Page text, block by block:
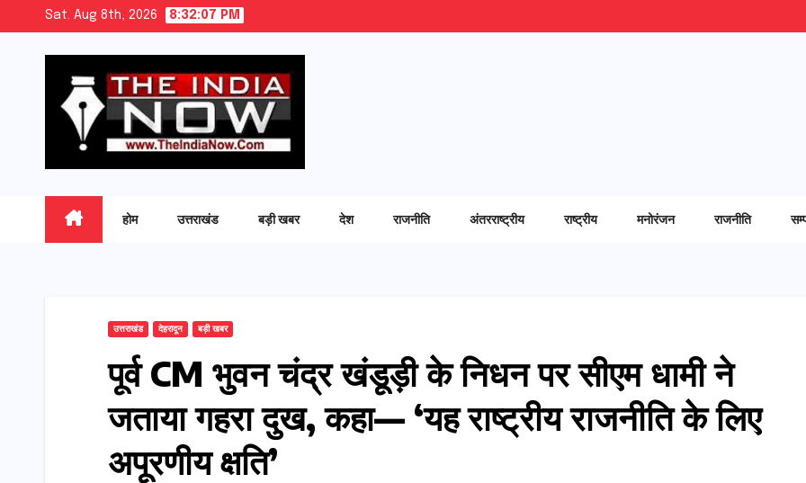
Sat. Aug 8th, 2026 8:32:09 PM
होम उत्तराखंड बड़ी खबर देश राजनीति अंतरराष्ट्रीय राष्ट्रीय मनोरंजन राजनीति
उत्तराखंड देहरादून बड़ी खबर
पूर्व CM भुवन चंद्र खंडूड़ी के निधन पर सीएम धामी ने
जताया गहरा दुख, कहा— ‘यह राष्ट्रीय राजनीति के लिए
अपूरणीय क्षति’